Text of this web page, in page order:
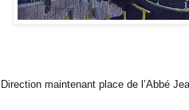
Direction maintenant place de l’Abbé